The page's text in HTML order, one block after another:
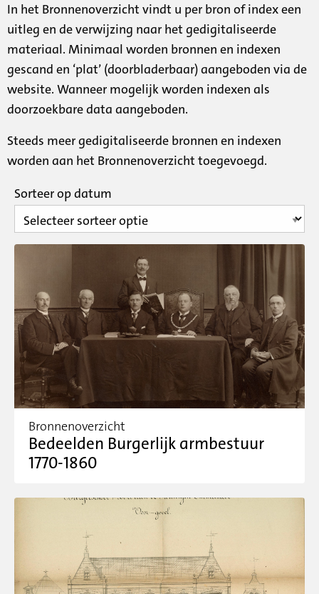
In het Bronnenoverzicht vindt u per bron of index een
uitleg en de verwijzing naar het gedigitaliseerde
materiaal. Minimaal worden bronnen en indexen
gescand en ‘plat’ (doorbladerbaar) aangeboden via de
website. Wanneer mogelijk worden indexen als
doorzoekbare data aangeboden.
Steeds meer gedigitaliseerde bronnen en indexen
worden aan het Bronnenoverzicht toegevoegd.
Sorteer op datum
Bronnenoverzicht
Bedeelden Burgerlijk armbestuur
1770-1860